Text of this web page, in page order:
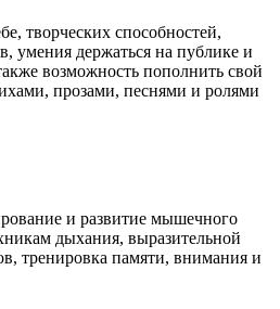
творческих способностей,
умения держаться на публике и
возможность пополнить свой
прозами, песнями и ролями
и развитие мышечного
дыхания, выразительной
тренировка памяти, внимания и